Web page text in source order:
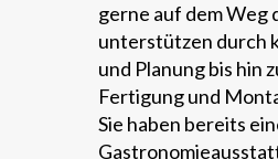
gerne auf dem Weg
unterstützen durch
und Planung bis hin
Fertigung und
Sie haben bereits